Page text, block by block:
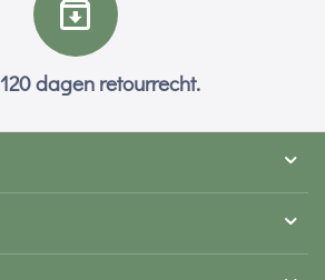
dagen retourrecht.